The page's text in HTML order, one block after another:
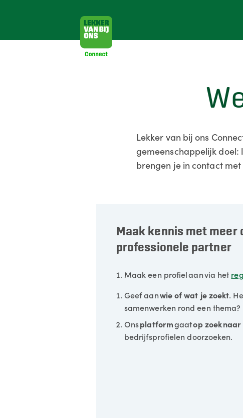
Lekker van bij ons
gemeenschappelijk doel:
brengen je in contact
Maak kennis met meer
professionele partner
Maak een profielaan via het
Geef aanwie of wat je zoekt.
samenwerken rond een thema?
Onsplatformgaatop zoek
bedrijfsprofielen doorzoeken.